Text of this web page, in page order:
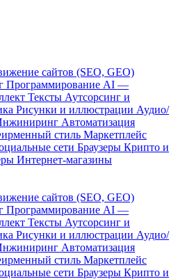
сайтов (SEO, GEO)
Программирование AI —
Тексты Аутсорсинг и
Рисунки и иллюстрации Аудио/
Автоматизация
стиль Маркетплейс
сети Браузеры Крипто и
Интернет-магазины
сайтов (SEO, GEO)
Программирование AI —
Тексты Аутсорсинг и
Рисунки и иллюстрации Аудио/
Автоматизация
стиль Маркетплейс
сети Браузеры Крипто и